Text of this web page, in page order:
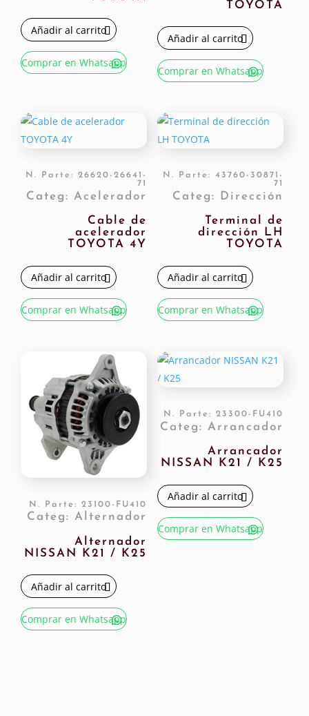
Añadir al carrito
Comprar en Whatsapp
TOYOTA
Añadir al carrito
Comprar en Whatsapp
N. Parte: 26620-26641-
71
Categ: Acelerador
Cable de
acelerador
TOYOTA 4Y
Añadir al carrito
Comprar en Whatsapp
N. Parte: 43760-30871-
71
Categ: Dirección
Terminal de
dirección LH
TOYOTA
Añadir al carrito
Comprar en Whatsapp
N. Parte: 23100-FU410
Categ: Alternador
Alternador
NISSAN K21 / K25
Añadir al carrito
Comprar en Whatsapp
N. Parte: 23300-FU410
Categ: Arrancador
Arrancador
NISSAN K21 / K25
Añadir al carrito
Comprar en Whatsapp